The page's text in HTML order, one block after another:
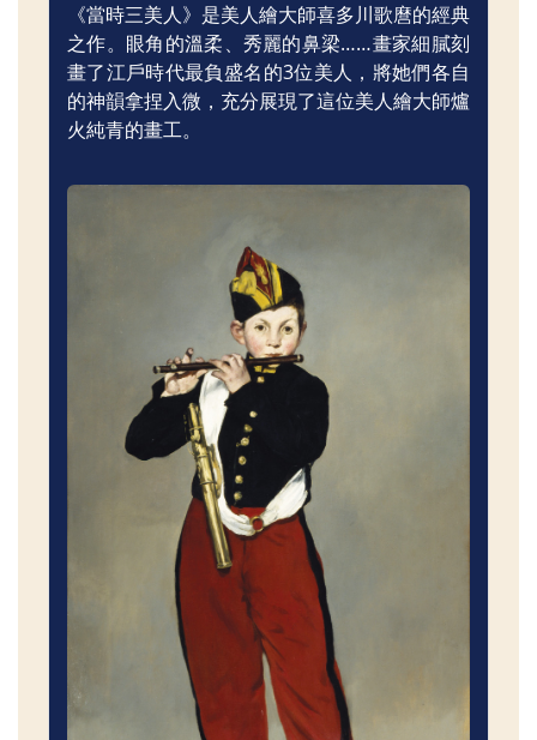
《當時三美人》是美人繪大師喜多川歌麿的經典
之作。眼角的溫柔、秀麗的鼻梁……畫家細膩刻
畫了江戶時代最負盛名的3位美人，將她們各自
的神韻拿捏入微，充分展現了這位美人繪大師爐
火純青的畫工。